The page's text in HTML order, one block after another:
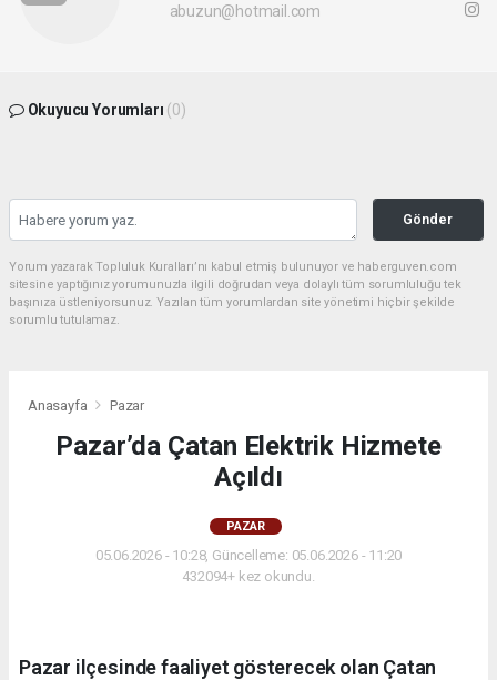
abuzun@hotmail.com
Okuyucu Yorumları (0)
Gönder
Yorum yazarak Topluluk Kuralları’nı kabul etmiş bulunuyor ve haberguven.com
sitesine yaptığınız yorumunuzla ilgili doğrudan veya dolaylı tüm sorumluluğu tek
başınıza üstleniyorsunuz. Yazılan tüm yorumlardan site yönetimi hiçbir şekilde
sorumlu tutulamaz.
Anasayfa Pazar
Pazar’da Çatan Elektrik Hizmete
Açıldı
PAZAR
05.06.2026 - 10:28, Güncelleme: 05.06.2026 - 11:20
432094+ kez okundu.
Pazar ilçesinde faaliyet gösterecek olan Çatan